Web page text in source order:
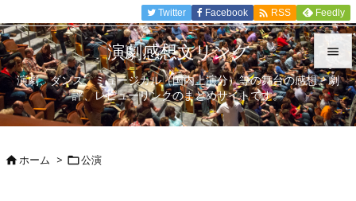


メニュ

Twitter Facebook  RSS Feedly
演劇感想文リンク
演劇、ダンス、ミュージカル（国内上演分）等の舞台の感想、劇
評、レビューリンクのまとめサイトです。
ホーム > 公演